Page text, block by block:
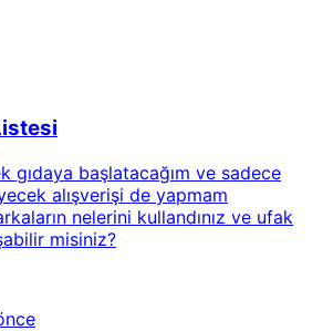
gıdaya başlatacağım ve sadece
alışverişi de yapmam
nelerini kullandınız ve ufak
misiniz?